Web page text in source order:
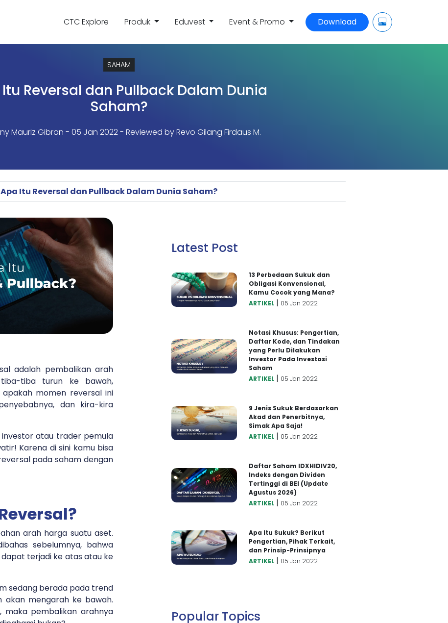
CTC Explore Produk Eduvest Event & Promo Download
SAHAM
Reversal dan Pullback Dalam Dunia
Saham?
Mauriz Gibran - 05 Jan 2022 - Reviewed by Revo Gilang Firdaus M.
Apa Itu Reversal dan Pullback Dalam Dunia Saham?
adalah pembalikan arah
tiba turun ke bawah,
apakah momen reversal ini
dan kira-kira
investor atau trader pemula
Karena di sini kamu bisa
pada saham dengan
arah harga suatu aset.
sebelumnya, bahwa
terjadi ke atas atau ke
sedang berada pada trend
akan mengarah ke bawah.
maka pembalikan arahnya
Latest Post
13 Perbedaan Sukuk dan
Obligasi Konvensional,
Kamu Cocok yang Mana?
ARTIKEL | 05 Jan 2022
Notasi Khusus: Pengertian,
Daftar Kode, dan Tindakan
yang Perlu Dilakukan
Investor Pada Investasi
Saham
ARTIKEL | 05 Jan 2022
9 Jenis Sukuk Berdasarkan
Akad dan Penerbitnya,
Simak Apa Saja!
ARTIKEL | 05 Jan 2022
Daftar Saham IDXHIDIV20,
Indeks dengan Dividen
Tertinggi di BEI (Update
Agustus 2026)
ARTIKEL | 05 Jan 2022
Apa Itu Sukuk? Berikut
Pengertian, Pihak Terkait,
dan Prinsip-Prinsipnya
ARTIKEL | 05 Jan 2022
Popular Topics